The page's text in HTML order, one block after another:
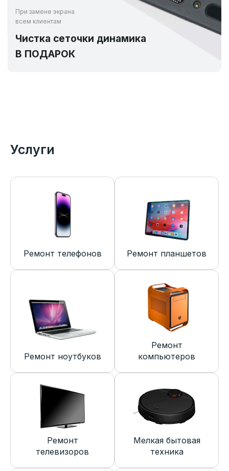
При замене экрана
всем клиентам
Чистка сеточки динамика
В ПОДАРОК
Услуги
Ремонт телефонов Ремонт планшетов
Ремонт ноутбуков
Ремонт
компьютеров
Ремонт
телевизоров
Мелкая бытовая
техника